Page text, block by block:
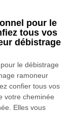
pour le
tous vos
débistrage
le débistrage
ramoneur
confier tous vos
votre cheminée
Elles vous